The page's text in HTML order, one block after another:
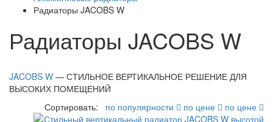
Радиаторы JACOBS W
Радиаторы JACOBS W
JACOBS W — СТИЛЬНОЕ ВЕРТИКАЛЬНОЕ РЕШЕНИЕ ДЛЯ
ВЫСОКИХ ПОМЕЩЕНИЙ
Сортировать:
по популярности по цене по цене